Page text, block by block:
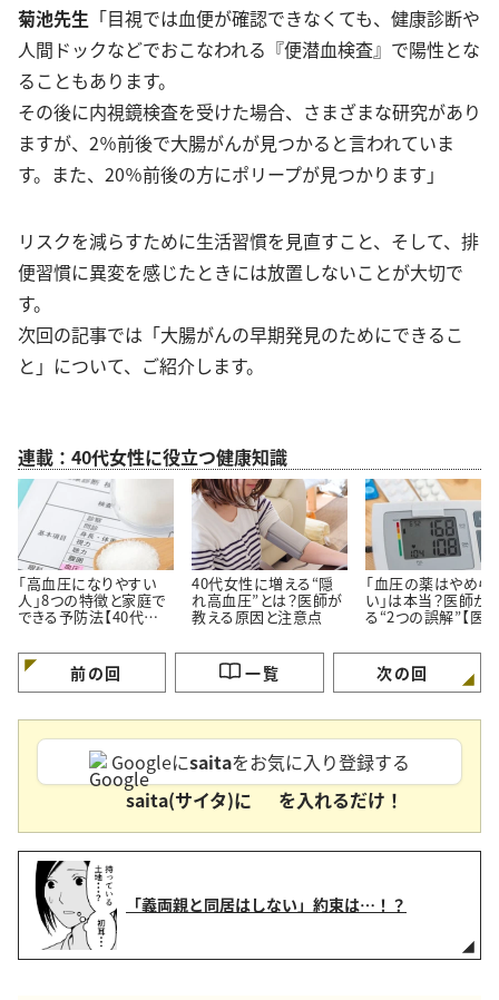
菊池先生 「目視では血便が確認できなくても、健康診断や
人間ドックなどでおこなわれる『便潜血検査』で陽性とな
ることもあります。
その後に内視鏡検査を受けた場合、さまざまな研究があり
ますが、2％前後で大腸がんが見つかると言われていま
す。また、20％前後の方にポリープが見つかります」
リスクを減らすために生活習慣を見直すこと、そして、排
便習慣に異変を感じたときには放置しないことが大切で
す。
次回の記事では「大腸がんの早期発見のためにできるこ
と」について、ご紹介します。
連載：40代女性に役立つ健康知識
「高血圧になりやすい
人」8つの特徴と家庭で
できる予防法【40代から
40代女性に増える“隠
れ高血圧”とは？医師が
教える原因と注意点
「血圧の薬はやめら
い」は本当？医師が
る“2つの誤解”【医
前の回 一覧 次の回
Googleにsaitaをお気に入り登録する
saita(サイタ)に
を入れるだけ！
「義両親と同居はしない」約束は…！？